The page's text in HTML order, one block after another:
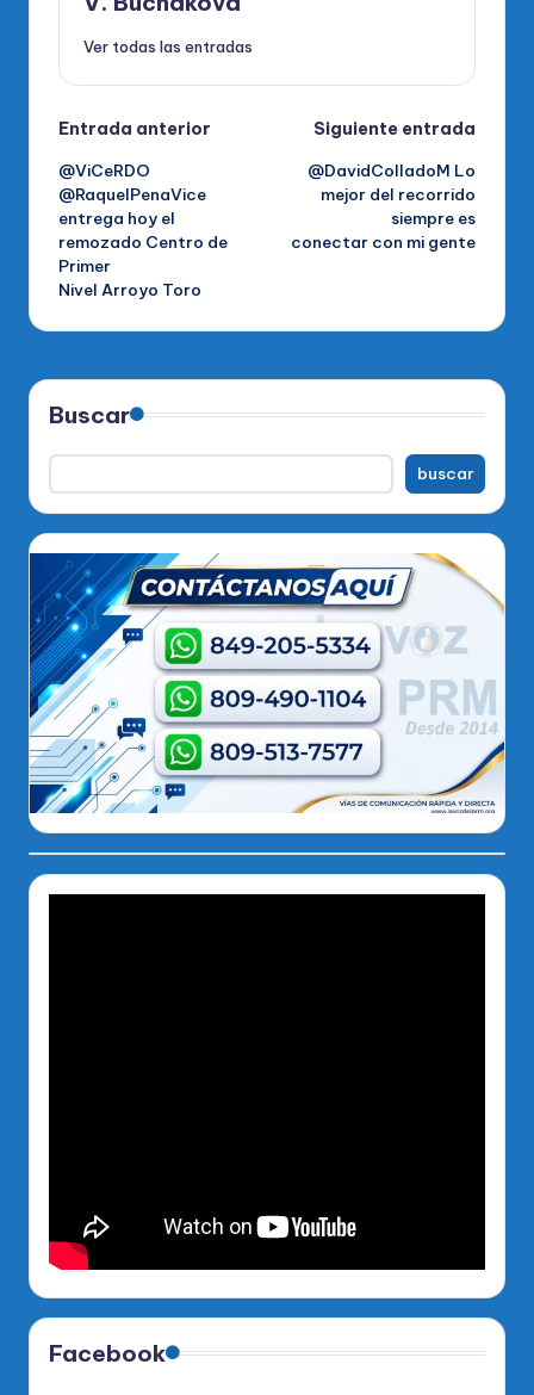
Ver todas las entradas
Navegación
de
entradas
Entrada anterior
@ViCeRDO
@RaquelPenaVice
entrega hoy el
remozado Centro de
Primer
Nivel Arroyo Toro
Siguiente entrada
@DavidColladoM Lo
mejor del recorrido
siempre es
conectar con mi gente
Buscar
buscar
Facebook